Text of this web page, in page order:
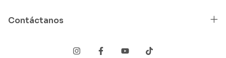
Contáctanos